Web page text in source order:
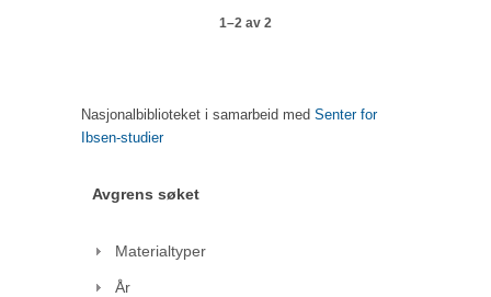
1–2 av 2
Nasjonalbiblioteket i samarbeid med Senter for
Ibsen-studier
Avgrens søket
Materialtyper
År